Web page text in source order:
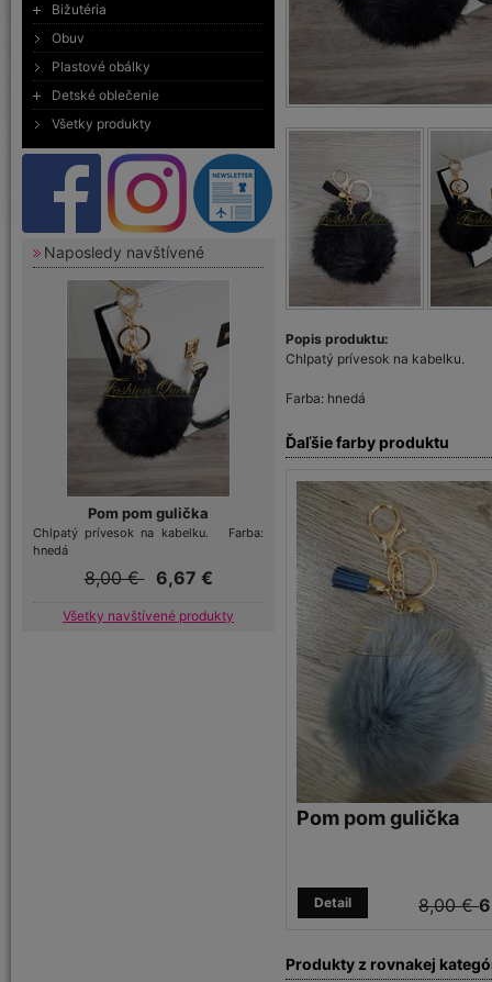
Bižutéria
Obuv
Plastové obálky
Detské oblečenie
Všetky produkty
Naposledy navštívené
Pom pom gulička
Chlpatý prívesok na kabelku. Farba:
hnedá
8,00 € 6,67 €
Všetky navštívené produkty
Popis produktu:
Chlpatý prívesok na kabelku.
Farba: hnedá
Ďaľšie farby produktu
Pom pom gulička
8,00 €
Detail
Produkty z rovnakej